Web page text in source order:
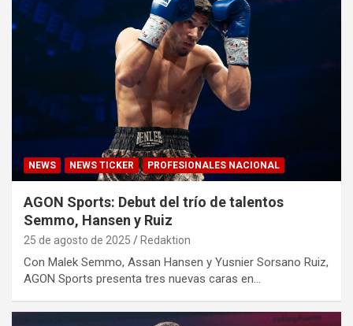
NEWS NEWS TICKER PROFESIONALES NACIONAL
AGON Sports: Debut del trío de talentos
Semmo, Hansen y Ruiz
25 de agosto de 2025 Redaktion
Con Malek Semmo, Assan Hansen y Yusnier Sorsano Ruiz,
AGON Sports presenta tres nuevas caras en…